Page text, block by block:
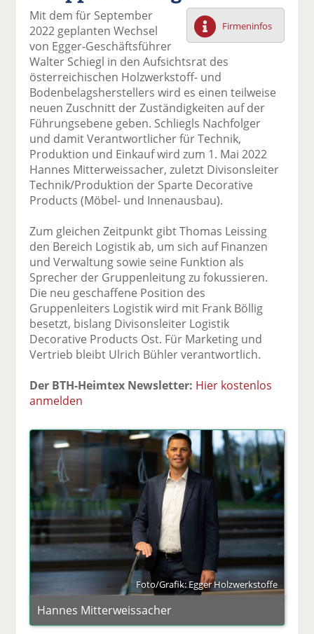
F
ac
e
b
o
o
k
te
il
e
n
tt
er
n
Li
n
k
n
te
il
e
n
E
m
ai
er
se
n
e
n
ck
e
n
Firmeninfos
Mit dem für September
2022 geplanten Wechsel
von Egger-Geschäftsführer
Walter Schiegl in den Aufsichtsrat des
österreichischen Holzwerkstoff- und
Bodenbelagsherstellers wird es einen teilweise
neuen Zuschnitt der Zuständigkeiten auf der
Führungsebene geben. Schliegls Nachfolger
und damit Verantwortlicher für Technik,
Produktion und Einkauf wird zum 1. Mai 2022
Hannes Mitterweissacher, zuletzt Divisonsleiter
Technik/Produktion der Sparte Decorative
Products (Möbel- und Innenausbau).
Zum gleichen Zeitpunkt gibt Thomas Leissing
den Bereich Logistik ab, um sich auf Finanzen
und Verwaltung sowie seine Funktion als
Sprecher der Gruppenleitung zu fokussieren.
Die neu geschaffene Position des
Gruppenleiters Logistik wird mit Frank Böllig
besetzt, bislang Divisonsleiter Logistik
Decorative Products Ost. Für Marketing und
Vertrieb bleibt Ulrich Bühler verantwortlich.
Der BTH-Heimtex Newsletter: Hier kostenlos
anmelden
Foto/Grafik: Egger Holzwerkstoffe
Hannes Mitterweissacher